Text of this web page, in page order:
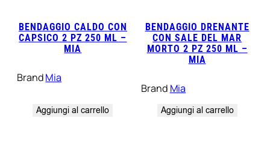
BENDAGGIO CALDO CON
CAPSICO 2 PZ 250 ML –
MIA
BrandMia
Aggiungi al carrello
BENDAGGIO DRENANTE
CON SALE DEL MAR
MORTO 2 PZ 250 ML –
MIA
Brand Mia
Aggiungi al carrello